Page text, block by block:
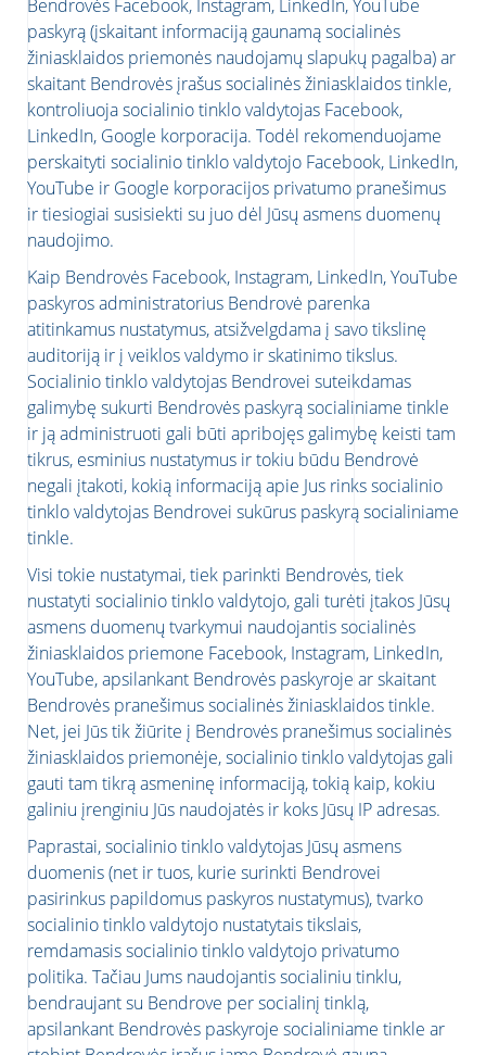
apie asmens duomenų apsaugą
asmens duomenų skiltį
Bendrovės Facebook, Instagram, LinkedIn, YouTube
paskyrą (įskaitant informaciją gaunamą socialinės
žiniasklaidos priemonės naudojamų slapukų pagalba) ar
skaitant Bendrovės įrašus socialinės žiniasklaidos tinkle,
kontroliuoja socialinio tinklo valdytojas Facebook,
LinkedIn, Google korporacija. Todėl rekomenduojame
perskaityti socialinio tinklo valdytojo Facebook, LinkedIn,
YouTube ir Google korporacijos privatumo pranešimus
ir tiesiogiai susisiekti su juo dėl Jūsų asmens duomenų
naudojimo.
Kaip Bendrovės Facebook, Instagram, LinkedIn, YouTube
paskyros administratorius Bendrovė parenka
atitinkamus nustatymus, atsižvelgdama į savo tikslinę
auditoriją ir į veiklos valdymo ir skatinimo tikslus.
Socialinio tinklo valdytojas Bendrovei suteikdamas
galimybę sukurti Bendrovės paskyrą socialiniame tinkle
ir ją administruoti gali būti apribojęs galimybę keisti tam
tikrus, esminius nustatymus ir tokiu būdu Bendrovė
negali įtakoti, kokią informaciją apie Jus rinks socialinio
tinklo valdytojas Bendrovei sukūrus paskyrą socialiniame
tinkle.
Visi tokie nustatymai, tiek parinkti Bendrovės, tiek
nustatyti socialinio tinklo valdytojo, gali turėti įtakos Jūsų
asmens duomenų tvarkymui naudojantis socialinės
žiniasklaidos priemone Facebook, Instagram, LinkedIn,
YouTube, apsilankant Bendrovės paskyroje ar skaitant
Bendrovės pranešimus socialinės žiniasklaidos tinkle.
Net, jei Jūs tik žiūrite į Bendrovės pranešimus socialinės
žiniasklaidos priemonėje, socialinio tinklo valdytojas gali
gauti tam tikrą asmeninę informaciją, tokią kaip, kokiu
galiniu įrenginiu Jūs naudojatės ir koks Jūsų IP adresas.
Paprastai, socialinio tinklo valdytojas Jūsų asmens
duomenis (net ir tuos, kurie surinkti Bendrovei
pasirinkus papildomus paskyros nustatymus), tvarko
socialinio tinklo valdytojo nustatytais tikslais,
remdamasis socialinio tinklo valdytojo privatumo
politika. Tačiau Jums naudojantis socialiniu tinklu,
bendraujant su Bendrove per socialinį tinklą,
apsilankant Bendrovės paskyroje socialiniame tinkle ar